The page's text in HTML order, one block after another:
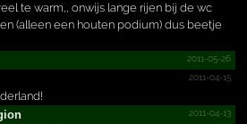
te warm,, onwijs lange rijen bij de wc
(alleen een houten podium) dus beetje
2011-05-26
2011-04-15
2011-04-13